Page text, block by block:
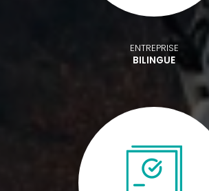
ENTREPRISE
BILINGUE